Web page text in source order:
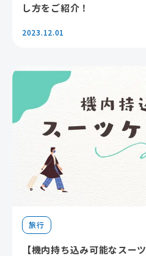
し方をご紹介！
2023.12.01
旅行
【機内持ち込み可能なスー